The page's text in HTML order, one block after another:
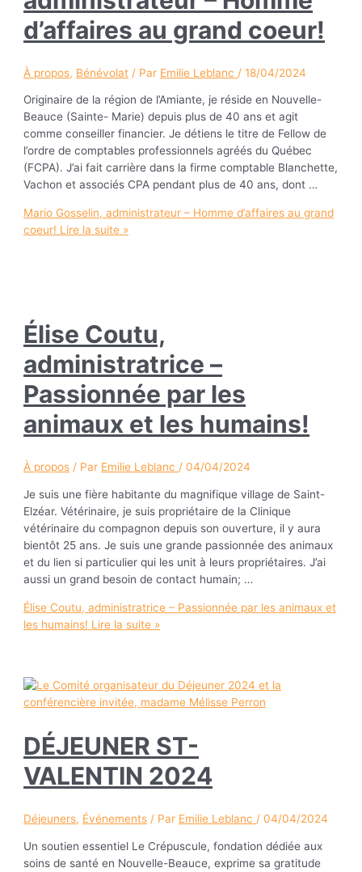
d’affaires au grand coeur!
À propos, Bénévolat / Par Emilie Leblanc /18/04/2024
Originaire de la région de l’Amiante, je réside en Nouvelle-
Beauce (Sainte- Marie) depuis plus de 40 ans et agit
comme conseiller financier. Je détiens le titre de Fellow de
l’ordre de comptables professionnels agréés du Québec
(FCPA). J’ai fait carrière dans la firme comptable Blanchette,
Vachon et associés CPA pendant plus de 40 ans, dont …
Mario Gosselin, administrateur – Homme d’affaires au grand
coeur! Lire la suite »
Élise Coutu,
administratrice –
Passionnée par les
animaux et les humains!
À propos / Par Emilie Leblanc/04/04/2024
Je suis une fière habitante du magnifique village de Saint-
Elzéar. Vétérinaire, je suis propriétaire de la Clinique
vétérinaire du compagnon depuis son ouverture, il y aura
bientôt 25 ans. Je suis une grande passionnée des animaux
et du lien si particulier qui les unit à leurs propriétaires. J’ai
aussi un grand besoin de contact humain; …
Élise Coutu, administratrice – Passionnée par les animaux et
les humains! Lire la suite »
DÉJEUNER ST-
VALENTIN 2024
Déjeuners, Événements / Par Emilie Leblanc/04/04/2024
Un soutien essentiel Le Crépuscule, fondation dédiée aux
soins de santé en Nouvelle-Beauce, exprime sa gratitude